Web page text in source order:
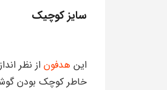
سایز کوچیک
این هدفون از نظر
خاطر کوچک بودن